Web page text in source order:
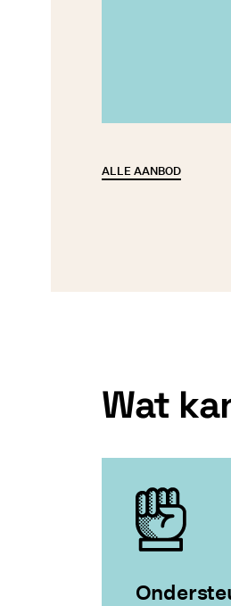
ALLE AANBOD
Wat